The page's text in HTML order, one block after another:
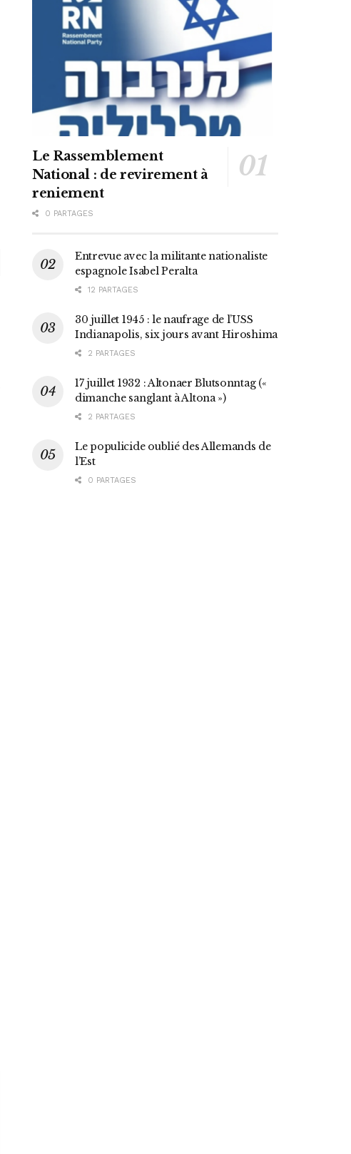
Le Rassemblement
National : de revirement à
reniement
0 PARTAGES
Entrevue avec la militante nationaliste
espagnole Isabel Peralta
12 PARTAGES
30 juillet 1945 : le naufrage de l’USS
Indianapolis, six jours avant Hiroshima
2 PARTAGES
17 juillet 1932 : Altonaer Blutsonntag («
dimanche sanglant à Altona »)
2 PARTAGES
Le populicide oublié des Allemands de
l’Est
0 PARTAGES